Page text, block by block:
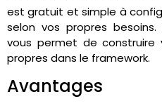
est gratuit et simple à
selon vos propres
vous permet de construire
propres dans le framework.
Avantages